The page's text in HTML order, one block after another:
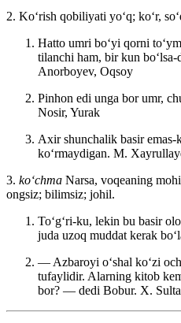
2. Koʻrish qobiliyati yoʻq; koʻr,
Hatto umri boʻyi qorni
tilanchi ham, bir kun boʻlsa-
Anorboyev, Oqsoy
Pinhon edi unga bor umr,
Nosir, Yurak
Axir shunchalik basir emas-
koʻrmaydigan. M.
3. koʻchma Narsa, voqeaning
ongsiz; bilimsiz; johil.
Toʻgʻri-ku, lekin bu basir
juda uzoq muddat kerak
— Azbaroyi oʻshal koʻzi
tufaylidir. Alarning kitob
bor? — dedi Bobur. X.